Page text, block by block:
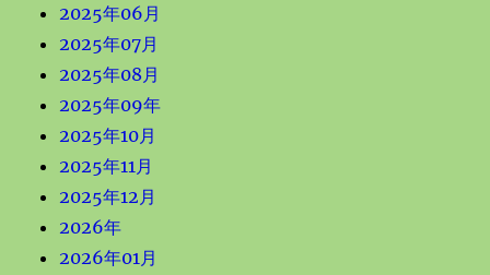
2025年06月
2025年07月
2025年08月
2025年09年
2025年10月
2025年11月
2025年12月
2026年
2026年01月